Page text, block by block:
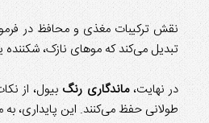
نقش ترکیبات مغذی و محافظ در
تبدیل می‌کند که موهای نازک،
در نهایت، ماندگاری رنگ بیول، از
طولانی حفظ می‌کنند. این پایداری،